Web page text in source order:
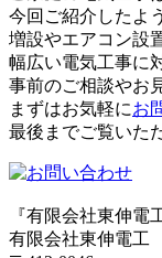
今回ご紹介したよ
増設やエアコン設
幅広い電気工事に
事前のご相談やお
まずはお気軽にお
最後までご覧いた
『有限会社東伸
有限会社東伸電工